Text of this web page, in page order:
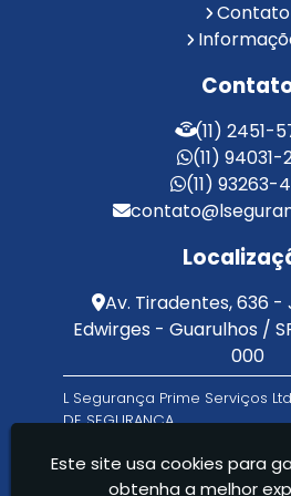
Serviço de Limpeza Terceirizado
Serviço de Portaria e Limpeza
Serviços de Limpeza e Portaria
Terceirização de Facilities
Terceirização de Portaria
Zeladoria de Condomínios
Contato
(11) 2451-
(11) 94031-
(11) 93263-
Av. Tiradentes, 636
Edwirges - Guarulhos /
000
L Segurança Prime Serviços
DE SEGURANÇA
Este site usa cookies para
obtenha a melhor